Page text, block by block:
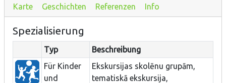
Karte Geschichten Referenzen Info
Spezialisierung
Typ
Beschreibung
Für Kinder
und
Ekskursijas skolēnu grupām,
tematiskā ekskursija,